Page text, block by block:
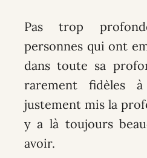
Pas trop
personnes qui ont
dans toute sa
rarement fidèles
justement mis la
y a là toujours
avoir.